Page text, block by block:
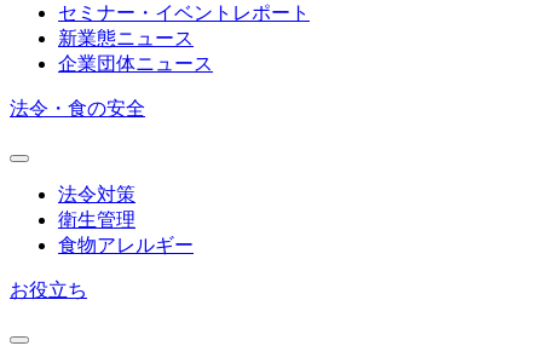
セミナー・イベントレポート
新業態ニュース
企業団体ニュース
法令・食の安全
法令対策
衛生管理
食物アレルギー
お役立ち